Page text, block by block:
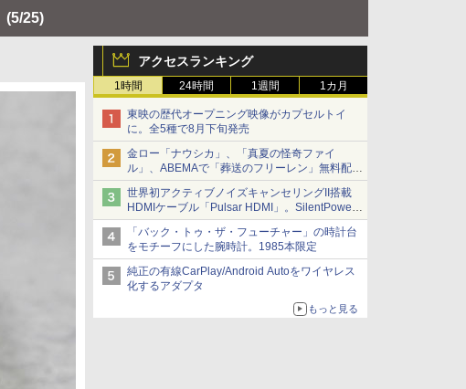
(5/25)
アクセスランキング
1時間 24時間 1週間 1カ月
東映の歴代オープニング映像がカプセルトイ
に。全5種で8月下旬発売
金ロー「ナウシカ」、「真夏の怪奇ファイ
ル」、ABEMAで「葬送のフリーレン」無料配信
など。夏の特番・配信情報
世界初アクティブノイズキャンセリングII搭載
HDMIケーブル「Pulsar HDMI」。SilentPower
から
「バック・トゥ・ザ・フューチャー」の時計台
をモチーフにした腕時計。1985本限定
純正の有線CarPlay/Android Autoをワイヤレス
化するアダプタ
もっと見る